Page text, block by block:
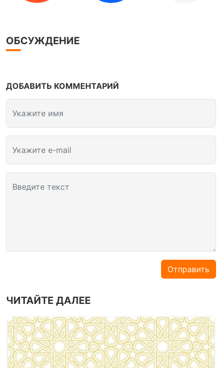
ОБСУЖДЕНИЕ
ДОБАВИТЬ КОММЕНТАРИЙ
Укажите имя
Укажите e-mail
Введите текст
Отправить
ЧИТАЙТЕ ДАЛЕЕ